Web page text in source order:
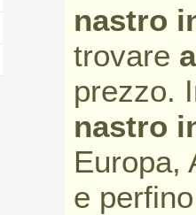
nastro
trovare
prezzo.
nastro
Europa,
e